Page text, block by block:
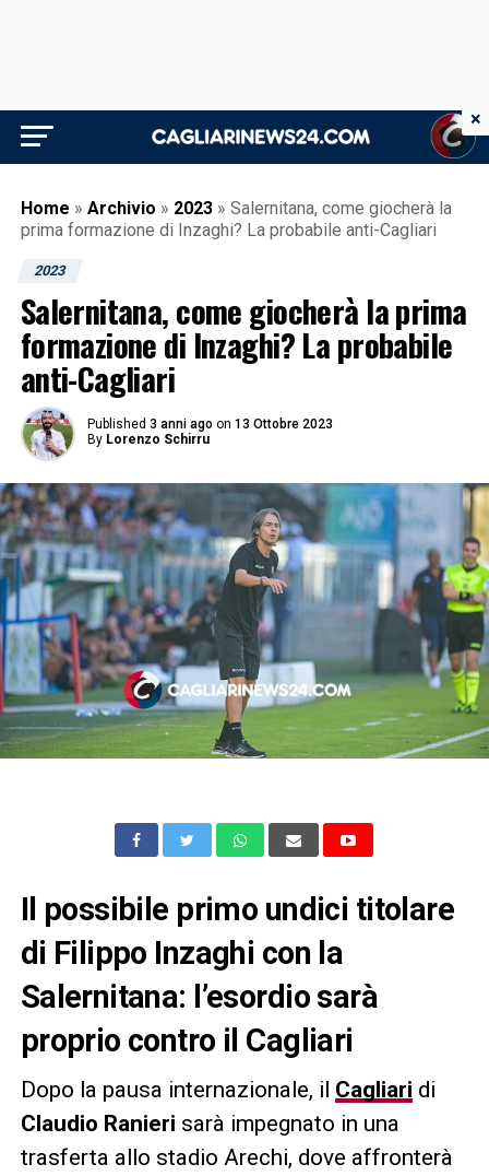
Home » Archivio » 2023 » Salernitana, come giocherà la
prima formazione di Inzaghi? La probabile anti-Cagliari
2023
Salernitana, come giocherà la prima
formazione di Inzaghi? La probabile
anti-Cagliari
Published 3 anni ago on 13 Ottobre 2023
By Lorenzo Schirru
Il possibile primo undici titolare
di Filippo Inzaghi con la
Salernitana: l’esordio sarà
proprio contro il Cagliari
Dopo la pausa internazionale, il Cagliari di
Claudio Ranieri sarà impegnato in una
trasferta allo stadio Arechi, dove affronterà
×